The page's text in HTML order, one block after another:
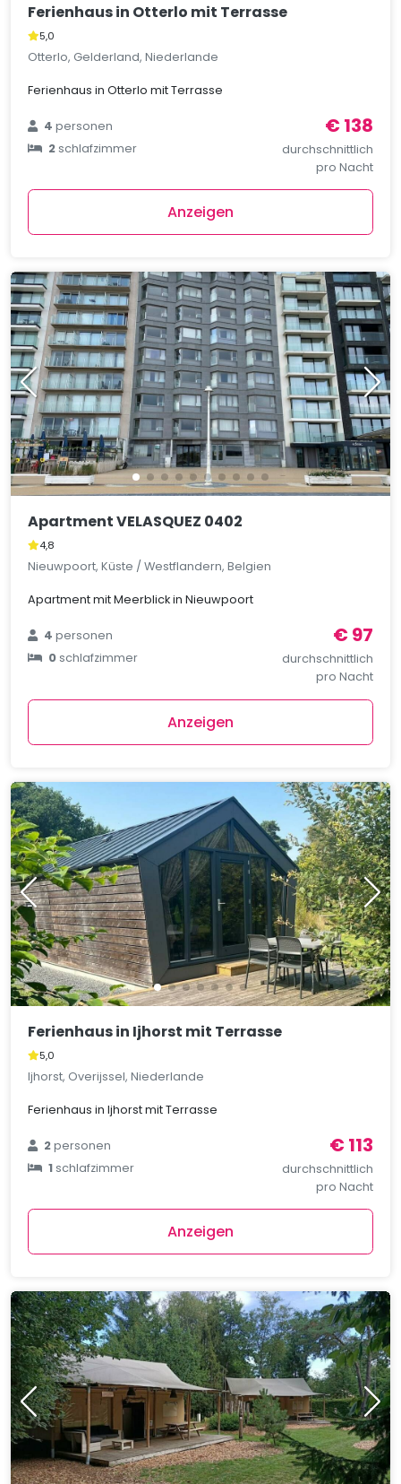
Ferienhaus in Otterlo mit Terrasse
5,0
Otterlo, Gelderland, Niederlande
Ferienhaus in Otterlo mit Terrasse
4personen
2schlafzimmer
€ 138
durchschnittlich
pro Nacht
Anzeigen
Apartment VELASQUEZ 0402
4,8
Nieuwpoort, Küste / Westflandern, Belgien
Apartment mit Meerblick in Nieuwpoort
4personen
0schlafzimmer
€ 97
durchschnittlich
pro Nacht
Anzeigen
Ferienhaus in Ijhorst mit Terrasse
5,0
Ijhorst, Overijssel, Niederlande
Ferienhaus in Ijhorst mit Terrasse
2personen
1schlafzimmer
€ 113
durchschnittlich
pro Nacht
Anzeigen